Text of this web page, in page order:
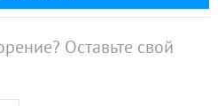
Оставьте свой